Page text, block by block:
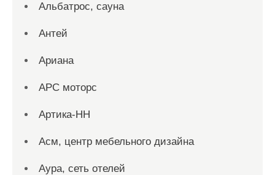
Альбатрос, сауна
Антей
Ариана
АРС моторс
Артика-НН
Асм, центр мебельного дизайна
Аура, сеть отелей